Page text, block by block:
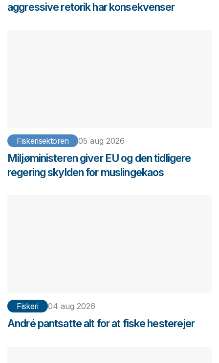
aggressive retorik har konsekvenser
Fiskerisektoren 05 aug 2026
Miljøministeren giver EU og den tidligere
regering skylden for muslingekaos
Fiskeri 04 aug 2026
André pantsatte alt for at fiske hesterejer